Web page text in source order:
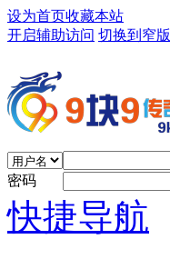
设为首页收藏本站
开启辅助访问 切换到窄版
密码
快捷导航